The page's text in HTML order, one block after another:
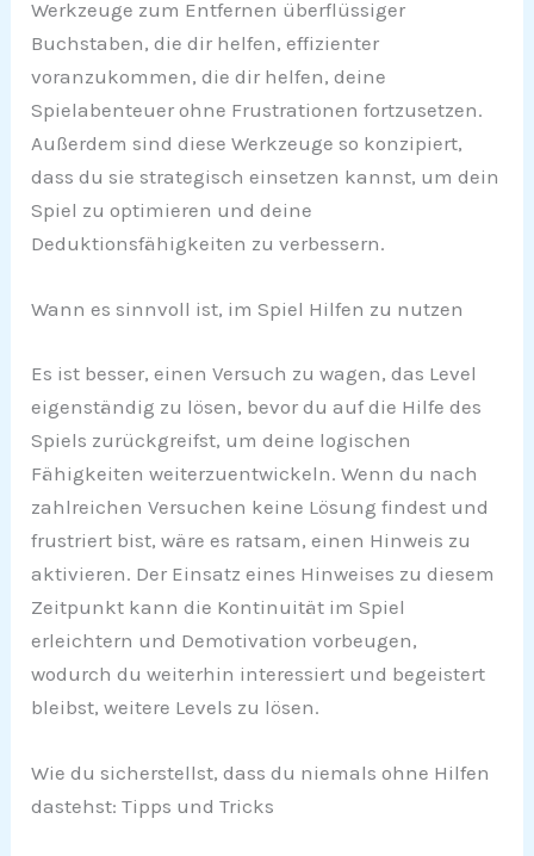
Werkzeuge zum Entfernen überflüssiger
Buchstaben, die dir helfen, effizienter
voranzukommen, die dir helfen, deine
Spielabenteuer ohne Frustrationen fortzusetzen.
Außerdem sind diese Werkzeuge so konzipiert,
dass du sie strategisch einsetzen kannst, um dein
Spiel zu optimieren und deine
Deduktionsfähigkeiten zu verbessern.
Wann es sinnvoll ist, im Spiel Hilfen zu nutzen
Es ist besser, einen Versuch zu wagen, das Level
eigenständig zu lösen, bevor du auf die Hilfe des
Spiels zurückgreifst, um deine logischen
Fähigkeiten weiterzuentwickeln. Wenn du nach
zahlreichen Versuchen keine Lösung findest und
frustriert bist, wäre es ratsam, einen Hinweis zu
aktivieren. Der Einsatz eines Hinweises zu diesem
Zeitpunkt kann die Kontinuität im Spiel
erleichtern und Demotivation vorbeugen,
wodurch du weiterhin interessiert und begeistert
bleibst, weitere Levels zu lösen.
Wie du sicherstellst, dass du niemals ohne Hilfen
dastehst: Tipps und Tricks